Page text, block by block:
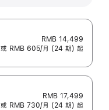
RMB 14,499
或 RMB 605/月 (24 期) 起
RMB 17,499
或 RMB 730/月 (24 期) 起